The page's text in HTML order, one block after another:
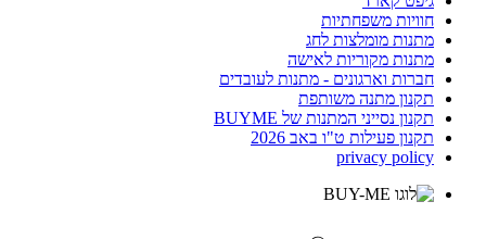
חוויות משפחתיות
מתנות מומלצות לחג
מתנות מקוריות לאישה
חברות וארגונים - מתנות לעובדים
תקנון מתנה משותפת
תקנון נסייני המתנות של BUYME
תקנון פעילות ט"ו באב 2026
privacy policy